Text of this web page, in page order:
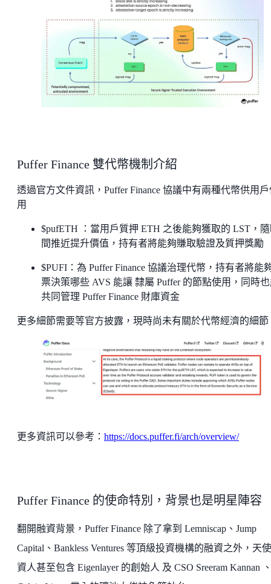
Puffer Finance 雙代幣機制介紹
透過官方文件資訊，Puffer Finance 協議中有兩種代幣供用
用
$pufETH ：當用戶質押 ETH 之後能夠獲取的 LST，
間推近提升價值，持有者將能夠賺取驗證及質押獎勵
$PUFI：為 Puffer Finance 協議治理代幣，持有者將能
票決策哪些 AVS 能讓 隸屬 Puffer 的節點使用，同時
共同管理 Puffer Finance 財庫資金
更多細節需要等官方披露，現時尚未有關於代幣經濟的細節
更多資訊可以參考： https://docs.puffer.fi/arch/overview/
Puffer Finance 的使命特別，背景也是明星陣容
翻開融資背景，Puffer Finance 除了拿到 Lemniscap、Jump
Capital、Bankless Ventures 等頂級投資機構的融資之外，天
資人甚至包含 Eigenlayer 的創始人 及 CSO Sreeram Kannan